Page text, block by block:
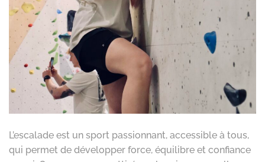
L’escalade est un sport passionnant, accessible à tous,
qui permet de développer force, équilibre et confiance